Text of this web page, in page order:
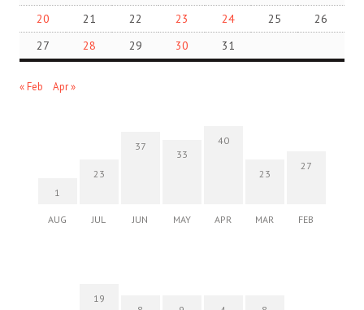
20
21 22 23 24 25
26
27
28 29 30 31
« Feb Apr »
1
AUG
23
JUL
37
JUN
33
MAY
40
APR
23
MAR
27
FEB
19